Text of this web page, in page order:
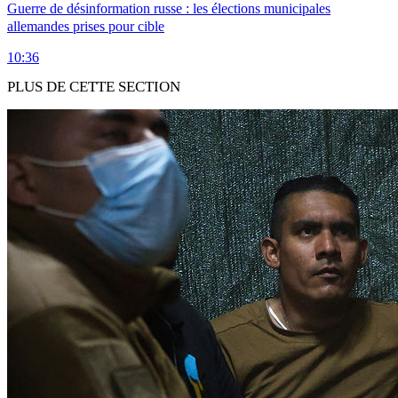
Guerre de désinformation russe : les élections municipales
allemandes prises pour cible
10:36
PLUS DE CETTE SECTION